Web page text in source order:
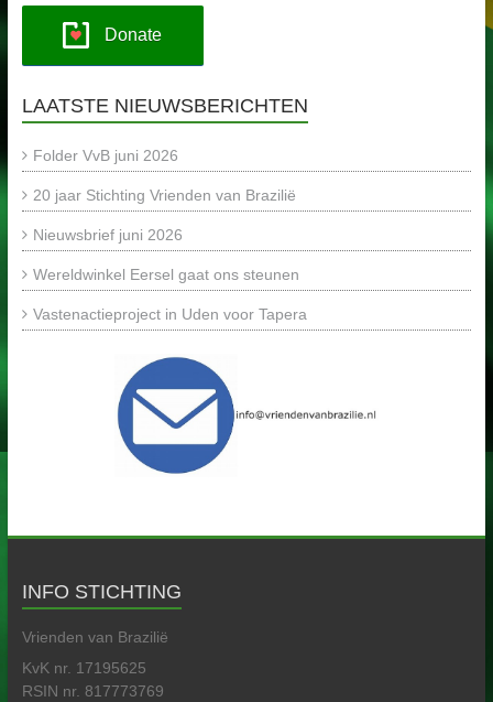
Donate
LAATSTE NIEUWSBERICHTEN
Folder VvB juni 2026
20 jaar Stichting Vrienden van Brazilië
Nieuwsbrief juni 2026
Wereldwinkel Eersel gaat ons steunen
Vastenactieproject in Uden voor Tapera
INFO STICHTING
Vrienden van Brazilië
KvK nr. 17195625
RSIN nr. 817773769